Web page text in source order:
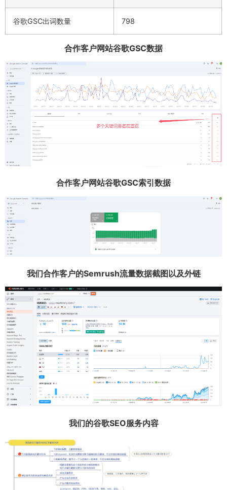
谷歌GSC出词数量 798
合作客户网站谷歌GSC数据
合作客户网站谷歌GSC索引数据
我们合作客户的Semrush流量数据截图以及外链
我们的谷歌SEO服务内容